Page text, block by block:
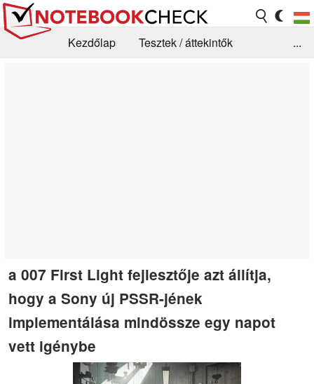
Kezdőlap
Tesztek / áttekintők
...
a 007 First Light fejlesztője azt állítja,
hogy a Sony új PSSR-jének
implementálása mindössze egy napot
vett igénybe